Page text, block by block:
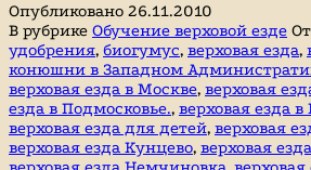
Опубликовано 26.11.2010
В рубрике Обучение верховой езде
удобрения, биогумус, верховая езда,
конюшни в Западном
верховая езда в Москве, верховая
езда в Подмосковье., верховая езда
верховая езда для детей, верховая
верховая езда Кунцево, верховая